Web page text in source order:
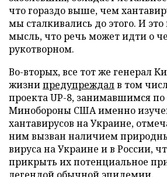
что гораздо выше, чем
мы сталкивались до этого. И
мысль, что речь может идти о
рукотворном.
Во-вторых, все тот же генерал
жизнипредупреждалв том
проекта UP-8, занимавшимся
Минобороны США именно
хантавирусов наУкраине,
ним вызван наличием
вируса на Украине и в России,
прикрыть их потенциальное